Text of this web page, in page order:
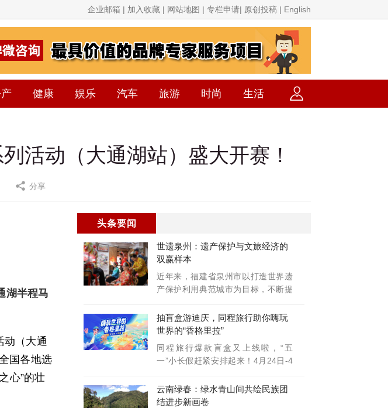
企业邮箱 | 加入收藏 | 网站地图 | 专栏申请| 原创投稿 | English
健康 娱乐 汽车 旅游 时尚 生活
活动（大通湖站）盛大开赛！
分享
湖半程马
（大通
国各地选
心”的壮
头条要闻
世遗泉州：遗产保护与文旅经济的
双赢样本
近年来，福建省泉州市以打造世界遗
产保护利用典范城市为目标，不断提
抽盲盒游迪庆，同程旅行助你嗨玩
世界的“香格里拉”
同程旅行爆款盲盒又上线啦，“五
一”小长假赶紧安排起来！4月24日-4
云南绿春：绿水青山间共绘民族团
结进步新画卷